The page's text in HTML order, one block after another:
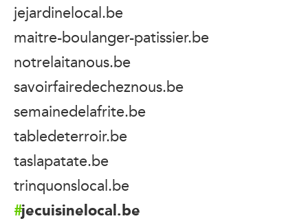
jejardinelocal.be
maitre-boulanger-patissier.be
notrelaitanous.be
savoirfairedecheznous.be
semainedelafrite.be
tabledeterroir.be
taslapatate.be
trinquonslocal.be
jecuisinelocal.be